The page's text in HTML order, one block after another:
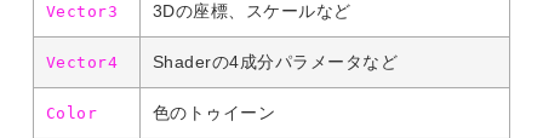
Vector3 3Dの座標、スケールなど
Vector4 Shaderの4成分パラメータなど
Color 色のトゥイーン